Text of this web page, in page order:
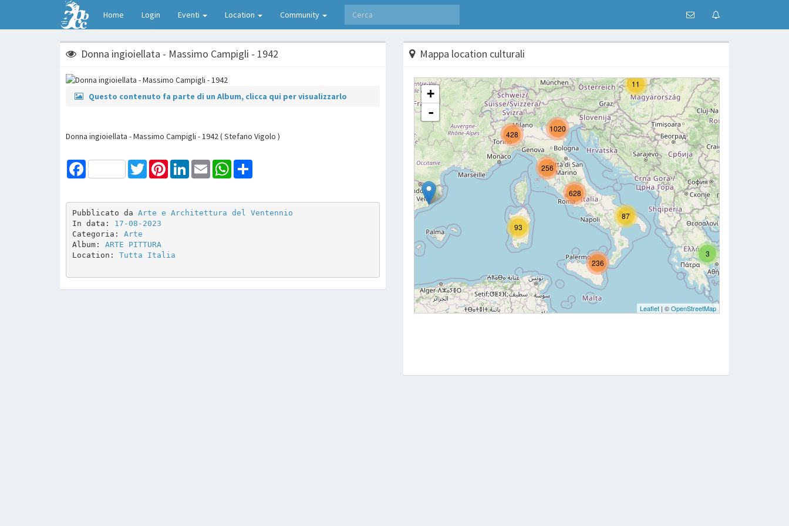
Home Login Eventi Location Community
Donna ingioiellata - Massimo Campigli - 1942
Questo contenuto fa parte di un Album, clicca qui per visualizzarlo
Donna ingioiellata - Massimo Campigli - 1942 ( Stefano Vigolo )
Facebook TwitterPinterestLinkedInEmail WhatsApp
Pubblicato da Arte e Architettura del Ventennio
In data: 17-08-2023
Categoria: Arte
Album: ARTE PITTURA
Location: Tutta Italia
Mappa location culturali